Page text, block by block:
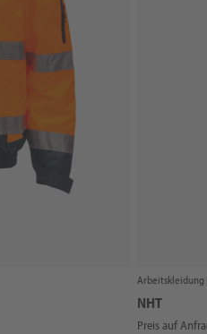
Arbeitskleidung |
NHT
Preis auf